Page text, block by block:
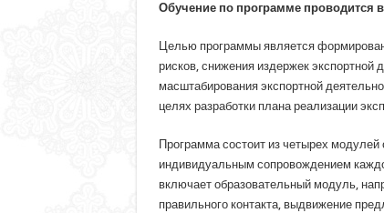
Обучение по программе проводится
Целью программы является
рисков, снижения издержек экспортной
масштабирования экспортной
целях разработки плана реализации
Программа состоит из четырех
индивидуальным сопровождением
включает образовательный модуль,
правильного контакта, выдвижение